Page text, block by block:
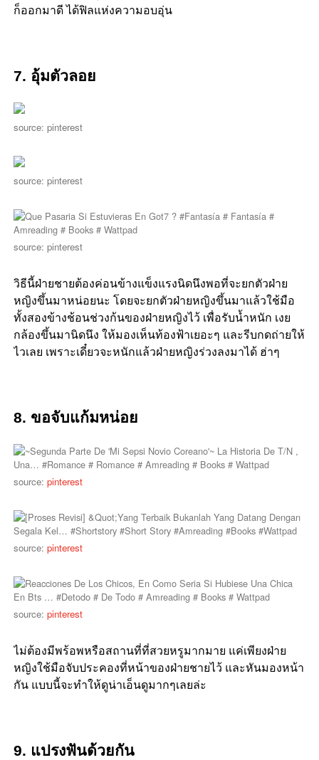
ก็ออกมาดี ได้ฟิลแห่งความอบอุ่น
7. อุ้มตัวลอย
source: pinterest
source: pinterest
source: pinterest
วิธีนี้ฝ่ายชายต้องค่อนข้างแข็งแรงนิดนึงพอที่จะยกตัวฝ่าย
หญิงขึ้นมาหน่อยนะ โดยจะยกตัวฝ่ายหญิงขึ้นมาแล้วใช้มือ
ทั้งสองข้างช้อนช่วงก้นของฝ่ายหญิงไว้ เพื่อรับน้ำหนัก เงย
กล้องขึ้นมานิดนึง ให้มองเห็นท้องฟ้าเยอะๆ และรีบกดถ่ายให้
ไวเลย เพราะเดี๋ยวจะหนักแล้วฝ่ายหญิงร่วงลงมาได้ ฮ่าๆ
8. ขอจับแก้มหน่อย
source: pinterest
source: pinterest
source: pinterest
ไม่ต้องมีพร้อพหรือสถานที่ที่สวยหรูมากมาย แค่เพียงฝ่าย
หญิงใช้มือจับประคองที่หน้าของฝ่ายชายไว้ และหันมองหน้า
กัน แบบนี้จะทำให้ดูน่าเอ็นดูมากๆเลยล่ะ
9. แปรงฟันด้วยกัน